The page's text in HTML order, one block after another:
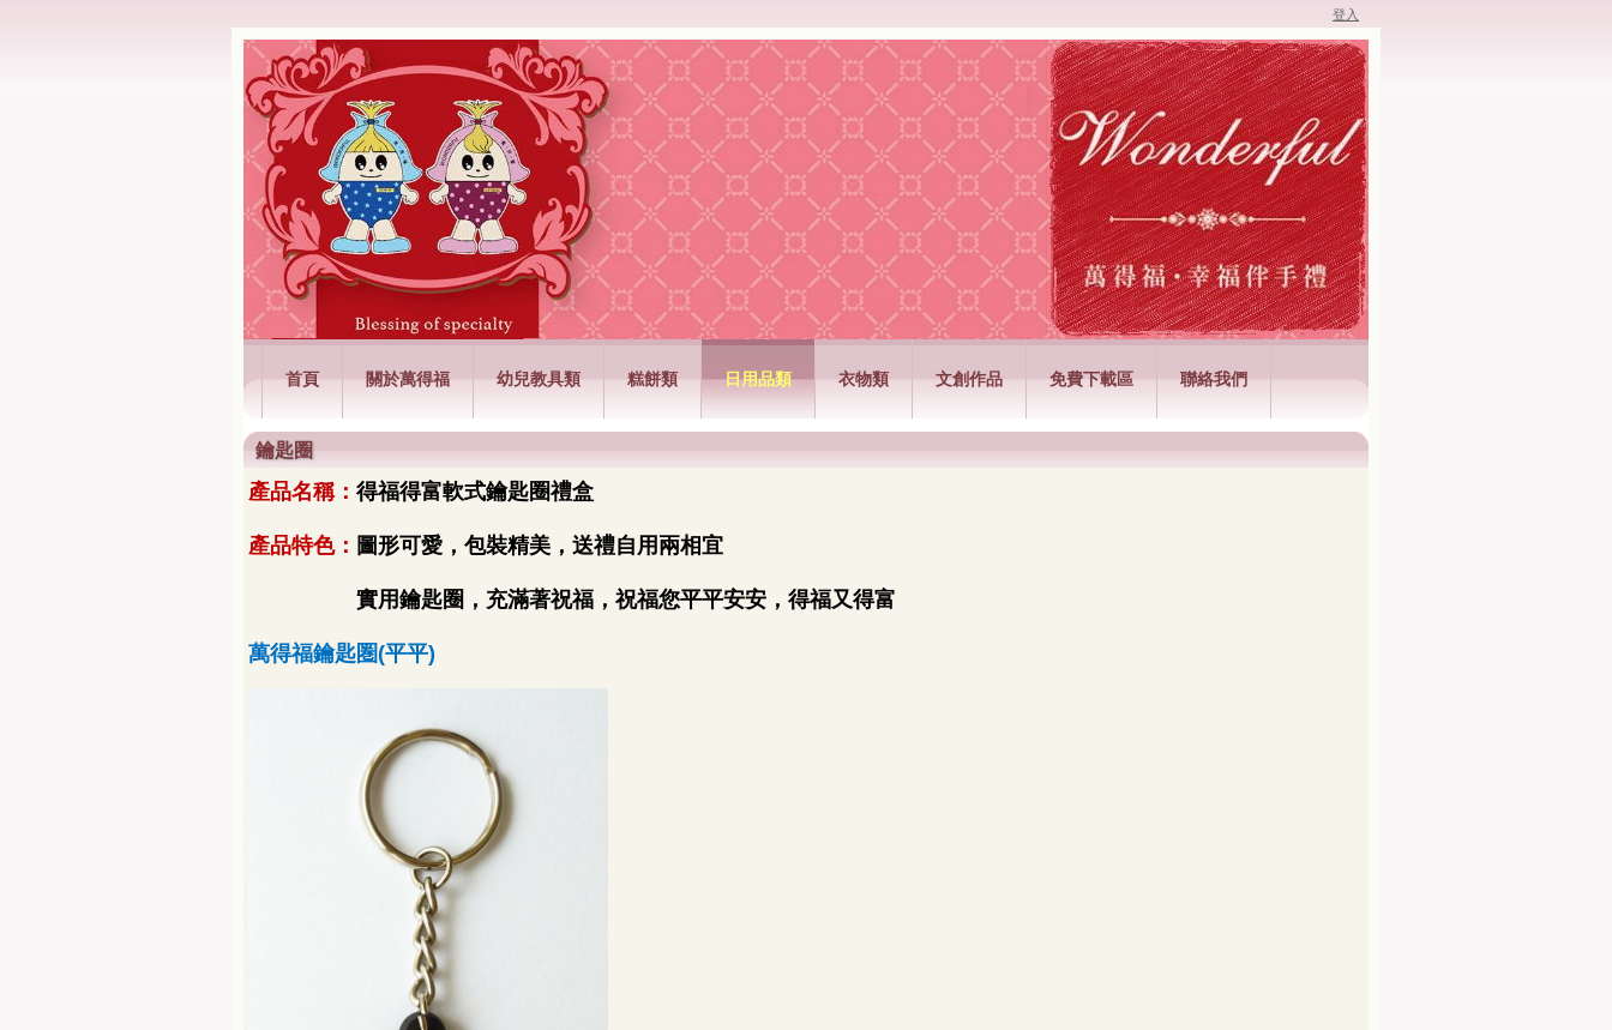
登入
萬得福興業有限公司
首頁 關於萬得福 幼兒教具類 糕餅類 日用品類 衣物類 文創作品 免費下載區 聯絡我們
鑰匙圈
產品名稱： 得福得富軟式鑰匙圈禮盒
產品特色： 圖形可愛，包裝精美，送禮自用兩相宜
實用鑰匙圈，充滿著祝福，祝福您平平安安，得福又得富
萬得福鑰匙圏(平平)